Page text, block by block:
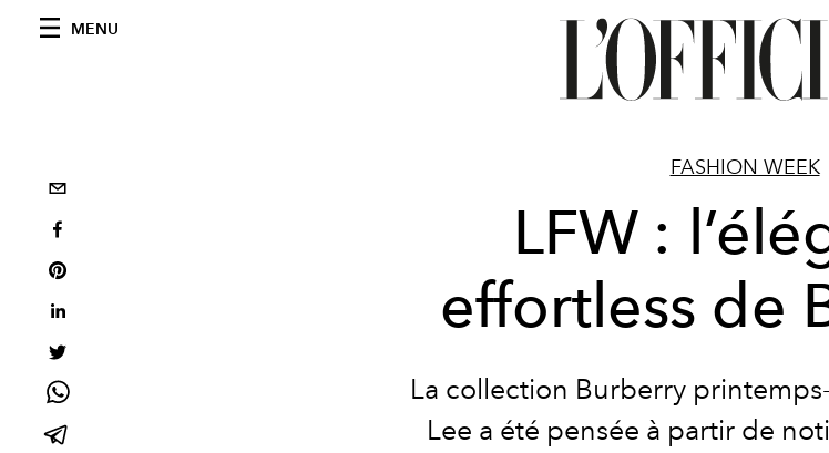
MENU
FASHION WEEK
LFW :
effortless de
La collection Burberry
Lee a été pensée à partir de